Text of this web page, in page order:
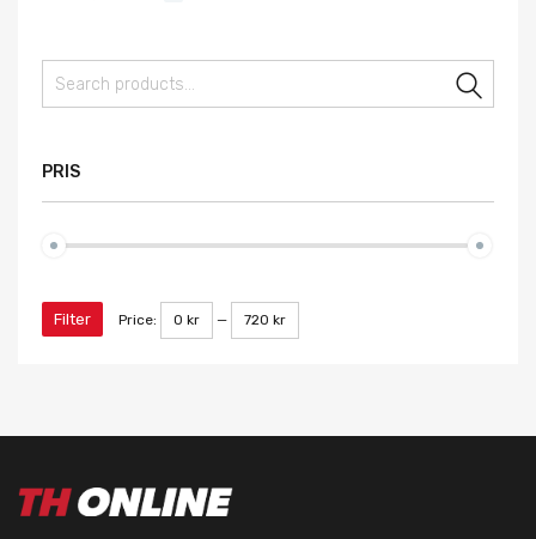
PRIS
Filter Price: 0 kr — 720 kr